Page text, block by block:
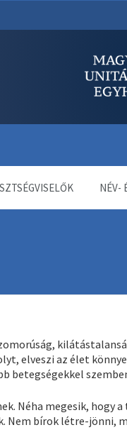
NÉV-
elveszi az élet
betegségekkel
Néha megesik, hogy
Nem bírok létre-jönni,